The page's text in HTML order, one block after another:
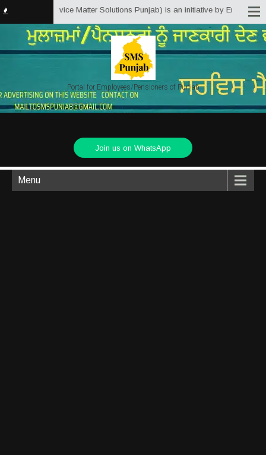
(Service Matter Solutions Punjab) is an initiative by Employees/
Portal for Employees/Pensioners of Punjab
Join us on WhatsApp
Menu